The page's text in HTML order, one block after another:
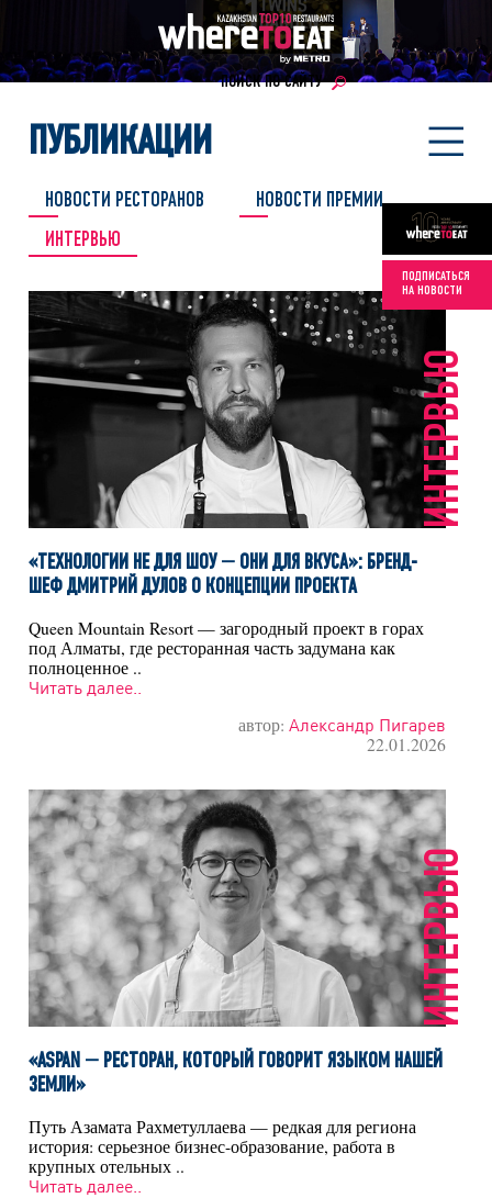
ПОИСК ПО САЙТУ
ПОДПИСАТЬСЯ
НА НОВОСТИ
ПУБЛИКАЦИИ
НОВОСТИ РЕСТОРАНОВ НОВОСТИ ПРЕМИИ
ИНТЕРВЬЮ
«ТЕХНОЛОГИИ НЕ ДЛЯ ШОУ — ОНИ ДЛЯ ВКУСА»: БРЕНД-
ШЕФ ДМИТРИЙ ДУЛОВ О КОНЦЕПЦИИ ПРОЕКТА
Queen Mountain Resort — загородный проект в горах
под Алматы, где ресторанная часть задумана как
полноценное ..
Читать далее..
автор: Александр Пигарев
22.01.2026
ИНТЕРВЬЮ
«ASPAN — РЕСТОРАН, КОТОРЫЙ ГОВОРИТ ЯЗЫКОМ НАШЕЙ
ЗЕМЛИ»
Путь Азамата Рахметуллаева — редкая для региона
история: серьезное бизнес-образование, работа в
крупных отельных ..
Читать далее..
ИНТЕРВЬЮ